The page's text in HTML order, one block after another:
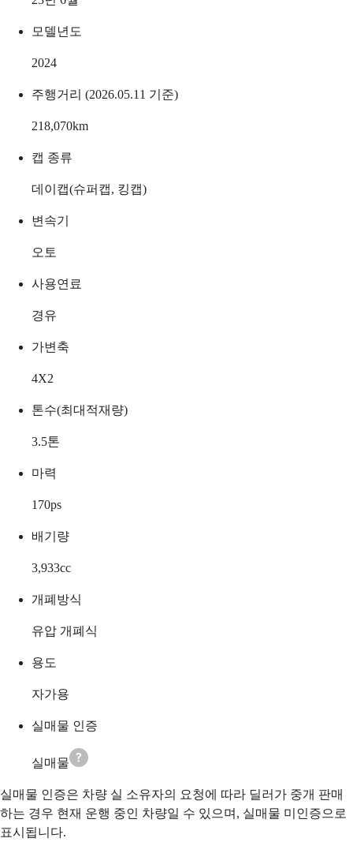
모델년도
2024
주행거리 (2026.05.11 기준)
218,070km
캡 종류
데이캡(슈퍼캡, 킹캡)
변속기
오토
사용연료
경유
가변축
4X2
톤수(최대적재량)
3.5톤
마력
170ps
배기량
3,933cc
개폐방식
유압 개폐식
용도
자가용
실매물 인증
실매물
실매물 인증은 차량 실 소유자의 요청에 따라 딜러가 중개 판매
하는 경우 현재 운행 중인 차량일 수 있으며, 실매물 미인증으로
표시됩니다.